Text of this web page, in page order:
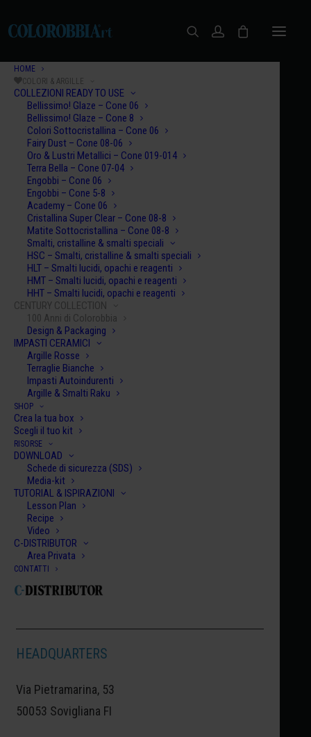
HOME
COLORI & ARGILLE
COLLEZIONI READY TO USE
Bellissimo! Glaze – Cone 06
Bellissimo! Glaze – Cone 8
Colori Sottocristallina – Cone 06
Fairy Dust – Cone 08-06
Oro & Lustri Metallici – Cone 019-014
Terra Bella – Cone 07-04
Engobbi – Cone 06
Engobbi – Cone 5-8
Academy – Cone 06
Cristallina Super Clear – Cone 08-8
Matite Sottocristallina – Cone 08-8
Smalti, cristalline & smalti speciali
HSC – Smalti, cristalline & smalti speciali
HLT – Smalti lucidi, opachi e reagenti
HMT – Smalti lucidi, opachi e reagenti
HHT – Smalti lucidi, opachi e reagenti
CENTURY COLLECTION
100 Anni di Colorobbia
Design & Packaging
IMPASTI CERAMICI
Argille Rosse
Terraglie Bianche
Impasti Autoindurenti
Argille & Smalti Raku
SHOP
Crea la tua box
Scegli il tuo kit
RISORSE
DOWNLOAD
Schede di sicurezza (SDS)
Media-kit
TUTORIAL & ISPIRAZIONI
Lesson Plan
Recipe
Video
C-DISTRIBUTOR
Area Privata
CONTATTI
HEADQUARTERS
Via Pietramarina, 53
50053 Sovigliana FI